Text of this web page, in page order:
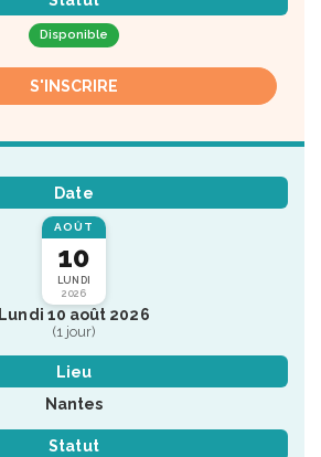
Disponible
S'INSCRIRE
Date
AOÛT
10
LUNDI
2026
Lundi 10 août 2026
(1 jour)
Lieu
Nantes
Statut